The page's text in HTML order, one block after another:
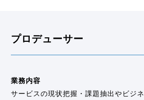
プロデューサー
業務内容
サービスの現状把握・課題抽出やビジ